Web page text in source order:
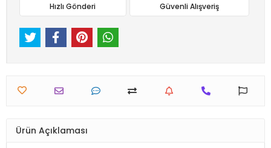
Hızlı Gönderi Güvenli Alışveriş
Ürün Açıklaması